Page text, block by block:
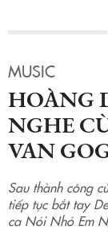
MUSIC
HOÀNG
NGHE
VAN
Sau thành công
tiếp tục bắt tay
ca Nói Nhỏ Em